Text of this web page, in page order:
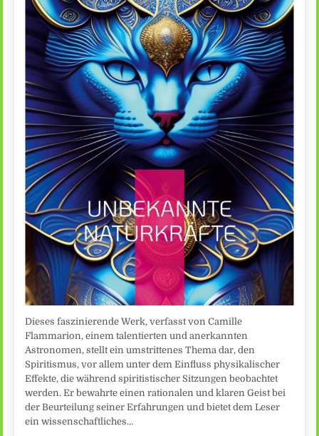
Dieses faszinierende Werk, verfasst von Camille
Flammarion, einem talentierten und anerkannten
Astronomen, stellt ein umstrittenes Thema dar, den
Spiritismus, vor allem unter dem Einfluss physikalischer
Effekte, die während spiritistischer Sitzungen beobachtet
werden. Er bewahrte einen rationalen und klaren Geist bei
der Beurteilung seiner Erfahrungen und bietet dem Leser
ein wissenschaftliches…